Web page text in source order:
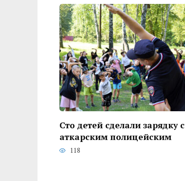
Сто детей сделали зарядку с
аткарским полицейским
118